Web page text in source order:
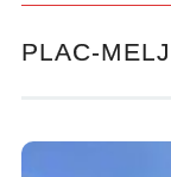
PLAC-